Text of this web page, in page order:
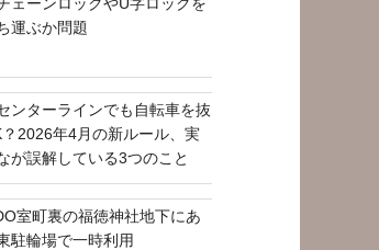
運ぶか問題
ンターラインでも自転車を抜
2026年4月の新ルール、実
が誤解している3つのこと
室町裏の福徳神社地下にあ
駐輪場で一時利用